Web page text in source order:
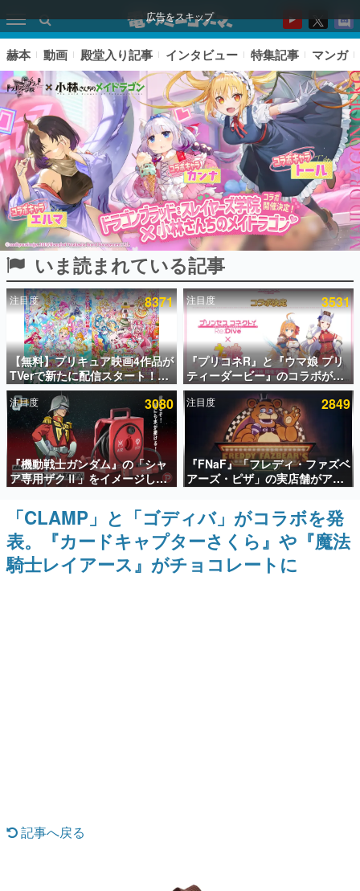
広告をスキップ
ピックアップ
電ファミのいま読まれている記事ランキング
アプリセール情報
インタビュー
連載・特集一覧
殿堂入り記事
SNS拡散数が数千以上！ ページビュー数万以上！ などな
ど。多くの人々に読まれた、電ファミ渾身の“殿堂入り”記
事をまとめました。
ゲームの企画書
名作ゲームクリエイターの方々に製作時のエピソードをお
聞きし、ヒットする企画（ゲーム）とは何か？を探ってい
きます。
赫本 動画 殿堂入り記事 インタビュー 特集記事 マンガ
いま読まれている記事
注目度 8371
【無料】プリキュア映画4作品が
TVerで新たに配信スタート！な
んと2018年～2024年の映画ほぼ
すべてが見放題に、ぶっちゃけ
ありえないラインナップ
注目度 3531
『プリコネR』と『ウマ娘 プリ
ティーダービー』のコラボが決
定！“最大170連無料”の8.5周年
キャンペーンなども発表
注目度 3080
『機動戦士ガンダム』の「シャ
ア専用ザクⅡ」をイメージした
散水ホースリールが予約開始。
本体にはシャアのパーソナルマ
ークやジオン公国軍のエンブレ
ム、型式番号などを配置
注目度 2849
『FNaF』「フレディ・ファズベ
アーズ・ピザ」の実店舗がアメ
リカの商業施設「American
Dream」に2027年オープン！
ScottGamesとの共同開発、食
事だけでなくステージショーや
没入型のホラー体験も楽しめる
「CLAMP」と「ゴディバ」がコラボを発
表。『カードキャプターさくら』や『魔法
騎士レイアース』がチョコレートに
記事へ戻る